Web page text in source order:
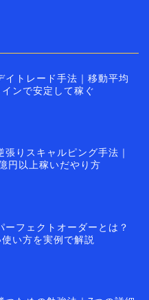
イトレード手法｜移動平均
ンで安定して稼ぐ
張りスキャルピング手法｜
円以上稼いだやり方
ーフェクトオーダーとは？
い方を実例で解説